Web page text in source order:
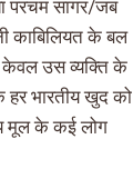
परचम सागर/जब
काबिलियत के बल
केवल उस व्यक्ति के
हर भारतीय खुद को
मूल के कई लोग